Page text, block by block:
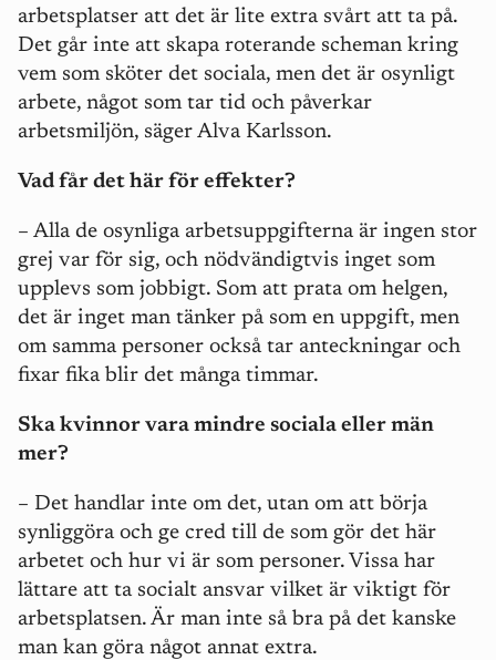
arbetsplatser att det är lite extra svårt att ta på.
Det går inte att skapa roterande scheman kring
vem som sköter det sociala, men det är osynligt
arbete, något som tar tid och påverkar
arbetsmiljön, säger Alva Karlsson.
Vad får det här för effekter?
– Alla de osynliga arbetsuppgifterna är ingen stor
grej var för sig, och nödvändigtvis inget som
upplevs som jobbigt. Som att prata om helgen,
det är inget man tänker på som en uppgift, men
om samma personer också tar anteckningar och
fixar fika blir det många timmar.
Ska kvinnor vara mindre sociala eller män
mer?
– Det handlar inte om det, utan om att börja
synliggöra och ge cred till de som gör det här
arbetet och hur vi är som personer. Vissa har
lättare att ta socialt ansvar vilket är viktigt för
arbetsplatsen. Är man inte så bra på det kanske
man kan göra något annat extra.